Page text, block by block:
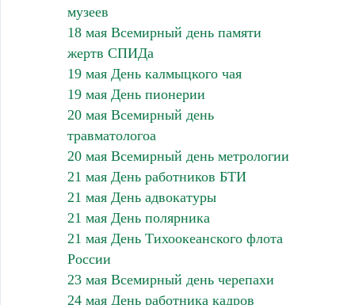
музеев
18 мая Всемирный день памяти
жертв СПИДа
19 мая День калмыцкого чая
19 мая День пионерии
20 мая Всемирный день
травматологоа
20 мая Всемирный день метрологии
21 мая День работников БТИ
21 мая День адвокатуры
21 мая День полярника
21 мая День Тихоокеанского флота
России
23 мая Всемирный день черепахи
24 мая День работника кадров